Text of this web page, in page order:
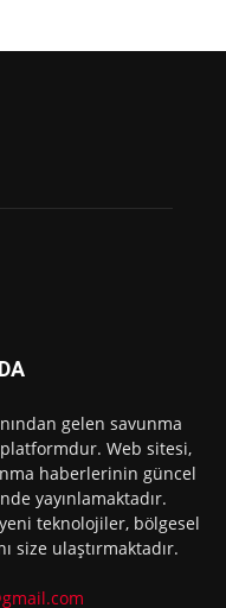
gelen savunma
Web sitesi,
haberlerinin güncel
yayınlamaktadır.
teknolojiler, bölgesel
size ulaştırmaktadır.